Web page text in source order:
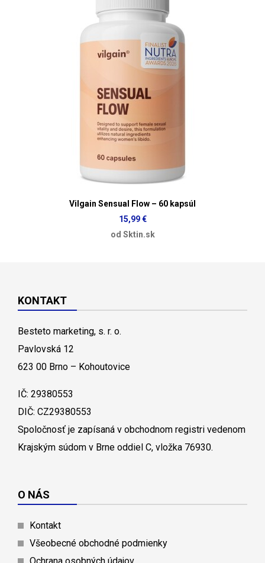
Vilgain Sensual Flow – 60 kapsúl
15,99 €
od Sktin.sk
KONTAKT
Besteto marketing, s. r. o.
Pavlovská 12
623 00 Brno – Kohoutovice
IČ: 29380553
DIČ: CZ29380553
Spoločnosť je zapísaná v obchodnom registri vedenom
Krajským súdom v Brne oddiel C, vložka 76930.
O NÁS
Kontakt
Všeobecné obchodné podmienky